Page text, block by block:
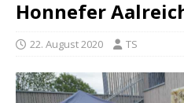
Honnefer
22. August 2020 TS